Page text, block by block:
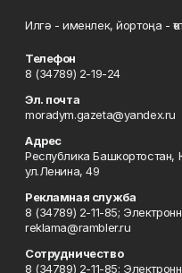
Илгә - именлек, йортоңа -
Телефон
8 (34789) 2-19-24
Эл. почта
moradym.gazeta@yandex.ru
Адрес
Республика Башкортостан,
ул.Ленина, 49
Рекламная служба
8 (34789) 2-11-85;
reklama@rambler.ru
Сотрудничество
8 (34789) 2-11-85;